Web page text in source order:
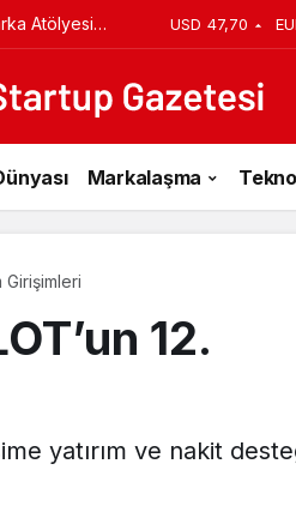
Atölyesi USD 47,70
Markalaşma
Girişimleri
12.
yatırım ve nakit